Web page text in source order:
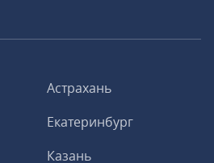
Астрахань
Екатеринбург
Казань